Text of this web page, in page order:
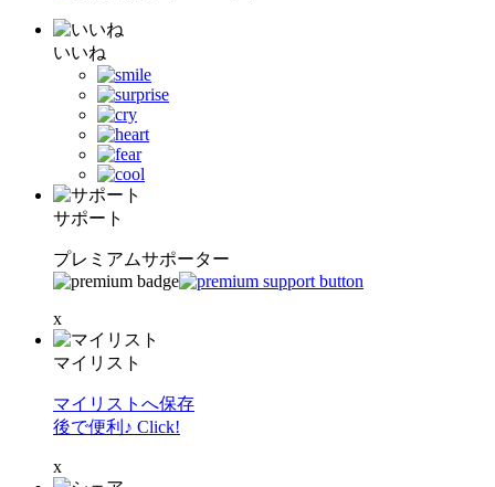
いいね
サポート
プレミアムサポーター
x
マイリスト
マイリストへ保存
後で便利♪ Click!
x